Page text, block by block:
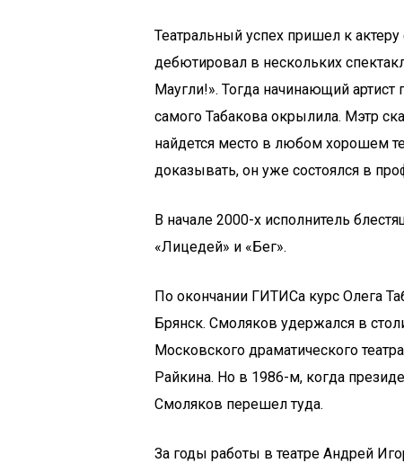
Театральный успех пришел к
дебютировал в нескольких
Маугли!». Тогда начинающий артист
самого Табакова окрылила. Мэтр
найдется место в любом хорошем
доказывать, он уже состоялся в
В начале 2000-х исполнитель
«Лицедей» и «Бег».
По окончании ГИТИСа курс Олега
Брянск. Смоляков удержался в
Московского драматического
Райкина. Но в 1986-м, когда
Смоляков перешел туда.
За годы работы в театре Андрей